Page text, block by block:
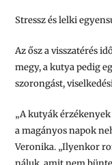
Stressz és lelki
Az ősz a visszatérés
megy, a kutya pedig
szorongást,
„A kutyák
a magányos napok
Veronika. „Ilyenkor